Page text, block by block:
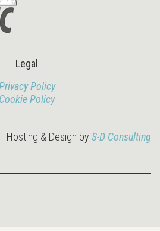
Legal
Policy
Cookie Policy
Hosting & Design by S-D Consulting